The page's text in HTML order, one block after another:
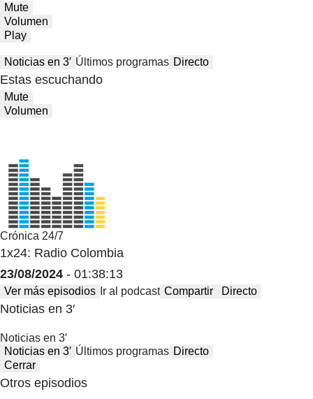
Mute
Volumen
Play
Noticias en 3′ Últimos programas Directo
Estas escuchando
Mute
Volumen
Crónica 24/7
1x24: Radio Colombia
23/08/2024 - 01:38:13
Ver más episodios Ir al podcast Compartir Directo
Noticias en 3′
Noticias en 3′
Noticias en 3′ Últimos programas Directo
Cerrar
Otros episodios